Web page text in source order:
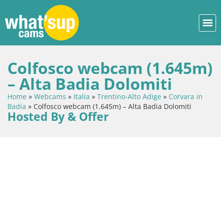
Colfosco webcam (1.645m)
– Alta Badia Dolomiti
Home » Webcams » Italia » Trentino-Alto Adige » Corvara in
Badia » Colfosco webcam (1.645m) – Alta Badia Dolomiti
Hosted By & Offer